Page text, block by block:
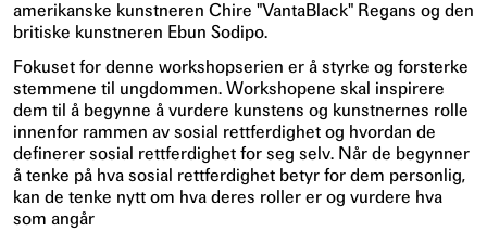
amerikanske kunstneren Chire "VantaBlack" Regans og den
britiske kunstneren Ebun Sodipo.
Fokuset for denne workshopserien er å styrke og forsterke
stemmene til ungdommen. Workshopene skal inspirere
dem til å begynne å vurdere kunstens og kunstnernes rolle
innenfor rammen av sosial rettferdighet og hvordan de
definerer sosial rettferdighet for seg selv. Når de begynner
å tenke på hva sosial rettferdighet betyr for dem personlig,
kan de tenke nytt om hva deres roller er og vurdere hva
som angår